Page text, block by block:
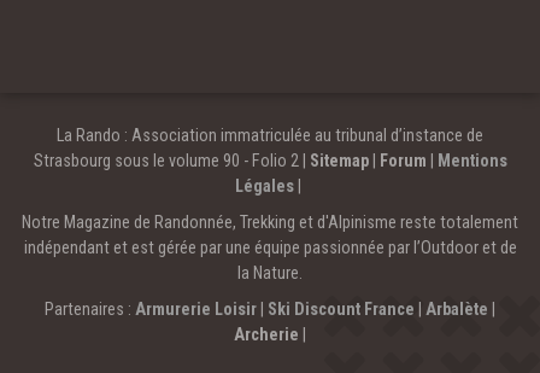
La Rando : Association immatriculée au tribunal d’instance de
Strasbourg sous le volume 90 - Folio 2 | Sitemap| Forum
Mentions
Légales
Notre Magazine de Randonnée, Trekking et d'Alpinisme reste totalement
indépendant et est gérée par une équipe passionnée par l’Outdoor et de
la Nature.
Partenaires : Armurerie Loisir Ski Discount France Arbalète
Archerie